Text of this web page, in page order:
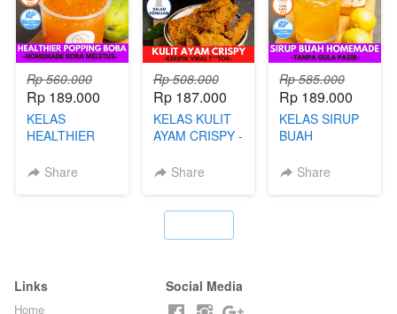
Rp 560.000
Rp 189.000
KELAS
HEALTHIER
BOBA -
Share
Rp 508.000
Rp 187.000
KELAS KULIT
AYAM CRISPY -
T**TOK - BY
Share
Rp 585.000
Rp 189.000
KELAS SIRUP
BUAH
TANPA GULA
Share
Links
Home
Social Media